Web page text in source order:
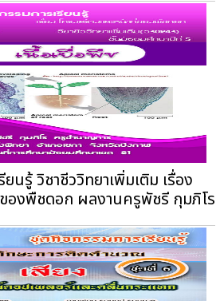
นรู้ วิชาชีววิทยาเพิ่มเติม เรื่อง
องพืชดอก ผลงานครูพัชรี กุมภิโร